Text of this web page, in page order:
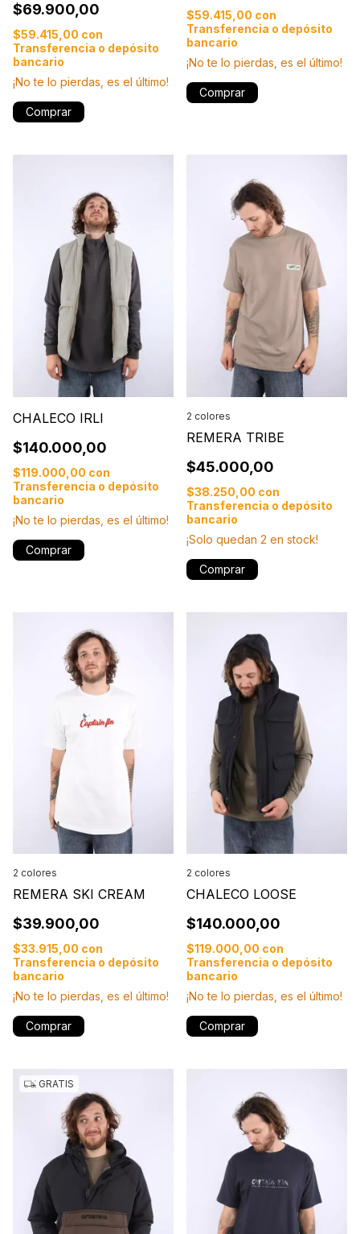
$69.900,00
$59.415,00 con
Transferencia o depósito
bancario
¡No te lo pierdas, es el último!
Comprar
$59.415,00 con
Transferencia o depósito
bancario
¡No te lo pierdas, es el último!
Comprar
CHALECO IRLI
$140.000,00
$119.000,00 con
Transferencia o depósito
bancario
¡No te lo pierdas, es el último!
Comprar
REMERA TRIBE
$45.000,00
$38.250,00 con
Transferencia o depósito
bancario
¡Solo quedan 2 en stock!
2 colores
Comprar
REMERA SKI CREAM
$39.900,00
$33.915,00 con
Transferencia o depósito
bancario
¡No te lo pierdas, es el último!
2 colores
Comprar
CHALECO LOOSE
$140.000,00
$119.000,00 con
Transferencia o depósito
bancario
¡No te lo pierdas, es el último!
2 colores
Comprar
GRATIS